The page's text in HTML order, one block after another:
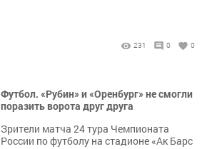
231 0 0
Футбол. «Рубин» и «Оренбург» не смогли
поразить ворота друг друга
Зрители матча 24 тура Чемпионата
России по футболу на стадионе «Ак Барс